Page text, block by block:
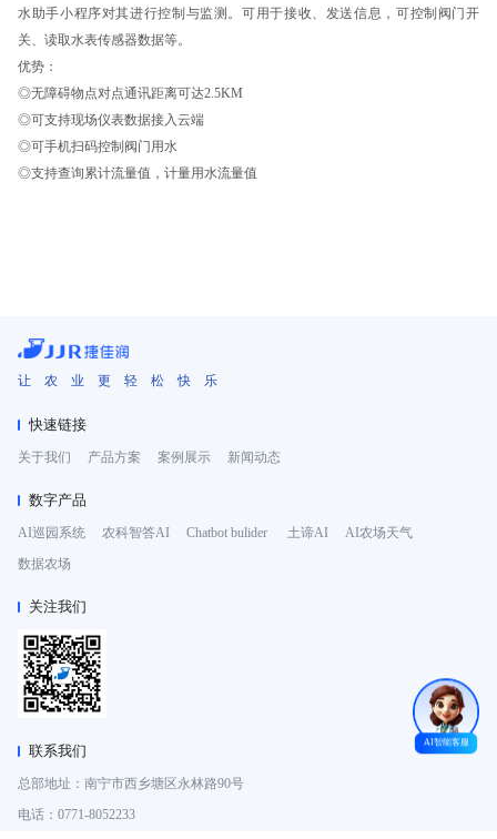
水助手小程序对其进行控制与监测。可用于接收、发送信息，可控制阀门开
关、读取水表传感器数据等。
优势：
◎无障碍物点对点通讯距离可达2.5KM
◎可支持现场仪表数据接入云端
◎可手机扫码控制阀门用水
◎支持查询累计流量值，计量用水流量值
让 农 业 更 轻 松 快 乐
快速链接
关于我们 产品方案 案例展示 新闻动态
数字产品
AI巡园系统 农科智答AI Chatbot bulider 土谛AI
AI农场天气
数据农场
关注我们
联系我们
总部地址：南宁市西乡塘区永林路90号
电话：0771-8052233
AI智能客服